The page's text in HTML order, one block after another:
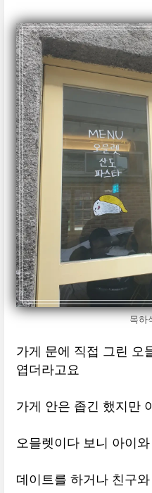
목하
가게 문에 직접 그린 오
엽더라고요
가게 안은 좁긴 했지만
오믈렛이다 보니 아이
데이트를 하거나 친구